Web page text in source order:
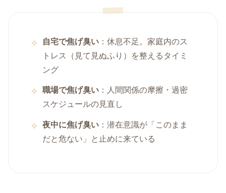
自宅で焦げ臭い ：休息不足。家庭内のス
トレス（見て見ぬふり）を整えるタイミ
ング
職場で焦げ臭い ：人間関係の摩擦・過密
スケジュールの見直し
夜中に焦げ臭い ：潜在意識が「このまま
だと危ない」と止めに来ている